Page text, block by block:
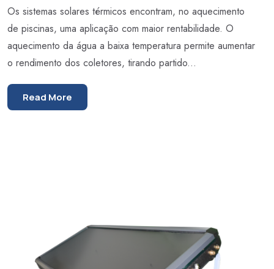
Os sistemas solares térmicos encontram, no aquecimento
de piscinas, uma aplicação com maior rentabilidade. O
aquecimento da água a baixa temperatura permite aumentar
o rendimento dos coletores, tirando partido...
Read More